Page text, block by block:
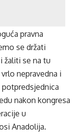
pravna
se držati
žaliti se na tu
nepravedna i
potpredsjednica
nakon kongresa
u
Anadolija.